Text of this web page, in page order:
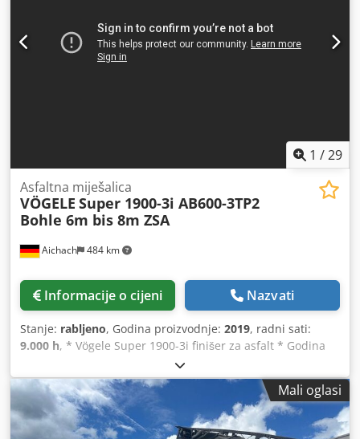
garancije. Codpfx Aged Swg Hoterf
1 /29
Aichach 484 km
Asfaltna miješalica
VÖGELE Super 1900-3i AB600-3TP2
Bohle 6m bis 8m ZSA
Informacije o cijeni Nazvati
Stanje: rabljeno, Godina proizvodnje: 2019, radni sati:
9.000 h, * Vögele Super 1900-3i finišer za asfalt * Godina
proizvodnje: 2019 * 9000 sati * 142 kW * 22150 kg * Greda:
26AB / AB600-3 TP2 sabijajuća greda * Hidraulična radna
širina: 6 m * Automatsko niveliranje * Centralno
podmazivanje * Proširenja: 2x 75 cm i 2x 25 cm * Ukupna
radna širina: 8 m Crjdpfxszlilwe Agtef
Mali oglasi